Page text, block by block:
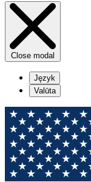
Close modal
Język
Valūta